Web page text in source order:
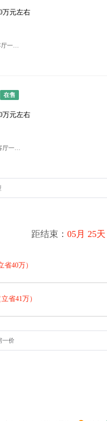
万元左右
户型分析：三面采光全明端户 约19m餐客厅一体 南向大主卧带独立卫浴
在售
万元左右
户型分析：约9.7米南向大面宽 约18m餐客厅一体 南向大主卧带独立卫浴
距结束： 05月 25天
省40万）
省41万）
一价